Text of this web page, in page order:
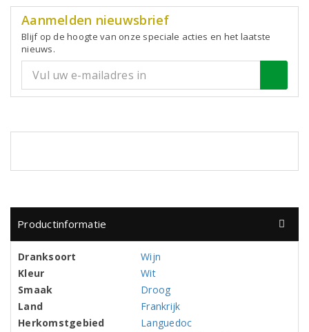
Aanmelden nieuwsbrief
Blijf op de hoogte van onze speciale acties en het laatste
nieuws.
Productinformatie
Dranksoort
Wijn
Kleur
Wit
Smaak
Droog
Land
Frankrijk
Herkomstgebied
Languedoc